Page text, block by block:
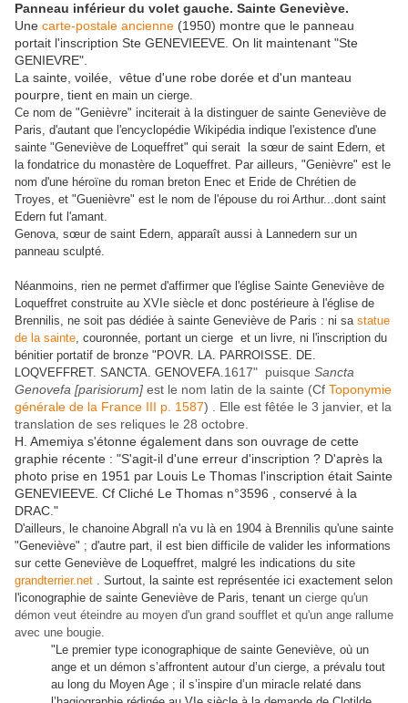
Panneau inférieur du volet gauche. Sainte Geneviève.
Une carte-postale ancienne (1950) montre que le panneau
portait l'inscription Ste GENEVIEEVE. On lit maintenant "Ste
GENIEVRE".
La sainte, voilée, vêtue d'une robe dorée et d'un manteau
pourpre, tient en main un cierge.
Ce nom de "Genièvre" inciterait à la distinguer de sainte Geneviève de
Paris, d'autant que l'encyclopédie Wikipédia indique l'existence d'une
sainte "Geneviève de Loqueffret" qui serait la sœur de saint Edern, et
la fondatrice du monastère de Loqueffret. Par ailleurs, "Genièvre" est le
nom d'une héroïne du roman breton Enec et Eride de Chrétien de
Troyes, et "Guenièvre" est le nom de l'épouse du roi Arthur...dont saint
Edern fut l'amant.
Genova, sœur de saint Edern, apparaît aussi à Lannedern sur un
panneau sculpté.
Néanmoins, rien ne permet d'affirmer que l'église Sainte Geneviève de
Loqueffret construite au XVIe siècle et donc postérieure à l'église de
Brennilis, ne soit pas dédiée à sainte Geneviève de Paris : ni sa statue
de la sainte, couronnée, portant un cierge et un livre, ni l'inscription du
bénitier portatif de bronze "POVR. LA. PARROISSE. DE.
LOQVEFFRET. SANCTA. GENOVEFA.1617" puisque Sancta
Genovefa [parisiorum] est le nom latin de la sainte (Cf Toponymie
générale de la France III p. 1587) . Elle est fêtée le 3 janvier, et la
translation de ses reliques le 28 octobre.
H. Amemiya s'étonne également dans son ouvrage de cette
graphie récente : "S'agit-il d'une erreur d'inscription ? D'après la
photo prise en 1951 par Louis Le Thomas l'inscription était Sainte
GENEVIEEVE. Cf Cliché Le Thomas n°3596 , conservé à la
DRAC."
D'ailleurs, le chanoine Abgrall n'a vu là en 1904 à Brennilis qu'une sainte
"Geneviève" ; d'autre part, il est bien difficile de valider les informations
sur cette Geneviève de Loqueffret, malgré les indications du site
grandterrier.net . Surtout, la sainte est représentée ici exactement selon
l'iconographie de sainte Geneviève de Paris, tenant un cierge qu'un
démon veut éteindre au moyen d'un grand soufflet et qu'un ange rallume
avec une bougie.
" Le premier type iconographique de sainte Geneviève, où un
ange et un démon s’affrontent autour d’un cierge, a prévalu tout
au long du Moyen Age ; il s’inspire d’un miracle relaté dans